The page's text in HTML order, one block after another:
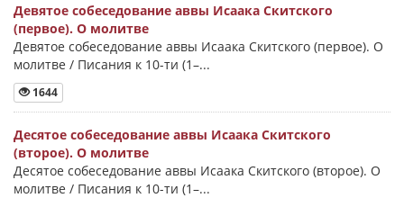
Девятое собеседование аввы Исаака Скитского
(первое). О молитве
Девятое собеседование аввы Исаака Скитского (первое). О
молитве / Писания к 10-ти (1–...
1644
Десятое собеседование аввы Исаака Скитского
(второе). О молитве
Десятое собеседование аввы Исаака Скитского (второе). О
молитве / Писания к 10-ти (1–...